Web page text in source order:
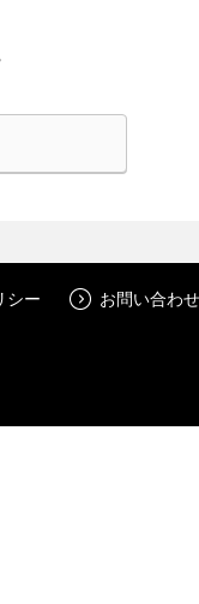
シー お問い合わせ